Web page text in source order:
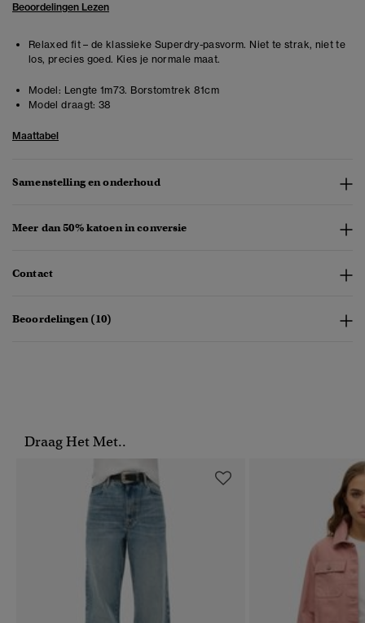
Beoordelingen Lezen
Relaxed fit – de klassieke Superdry-pasvorm. Niet te strak, niet te
los, precies goed. Kies je normale maat.
Model: Lengte 1m73. Borstomtrek 81cm
Model draagt: 38
Maattabel
Samenstelling en onderhoud
Meer dan 50% katoen in conversie
Contact
Beoordelingen (10)
Draag Het Met..